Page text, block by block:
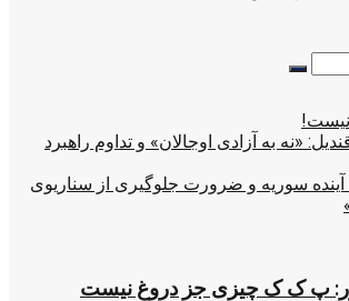
نیست!
قندیل: «نه به آزادی اوجالان» و تداوم راهبرد
آینده سوریه و ضرورت جلوگیری از سناریوی
پ ک ک چیزی جز دروغ نیست